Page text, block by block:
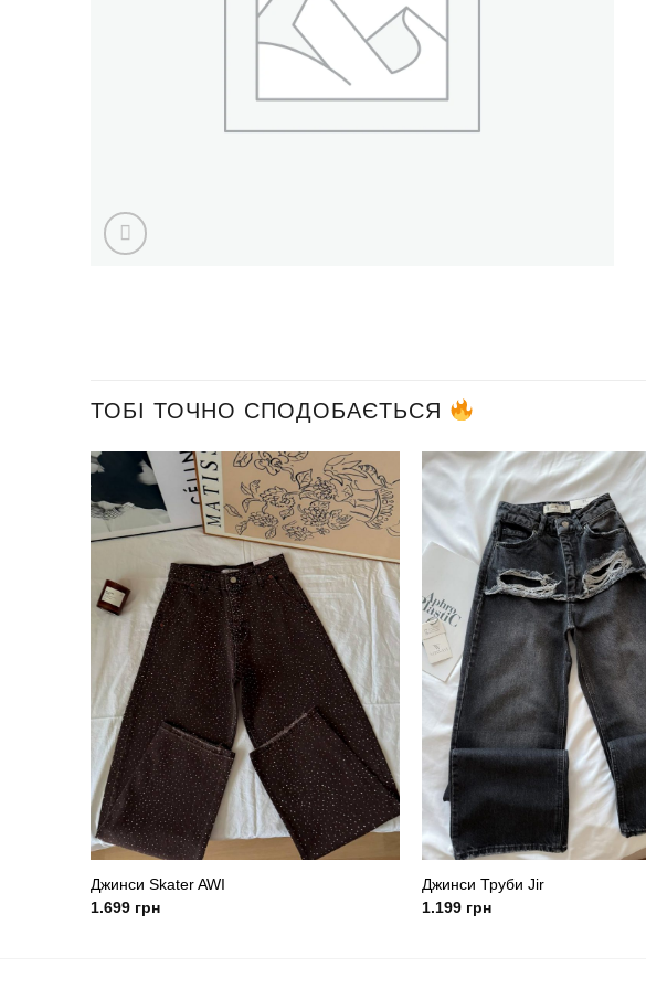
ТОБІ ТОЧНО СПОДОБАЄТЬСЯ
Джинси Skater AWI
1.699грн
Джинси Труби Jir
1.199грн